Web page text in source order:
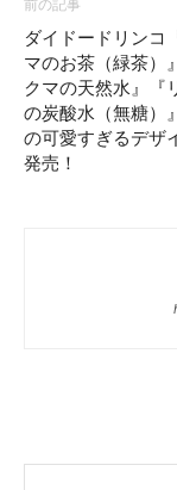
前の記事
ダイドードリンコ
マのお茶（緑茶）
クマの天然水』『
の炭酸水（無糖）
の可愛すぎるデザ
発売！